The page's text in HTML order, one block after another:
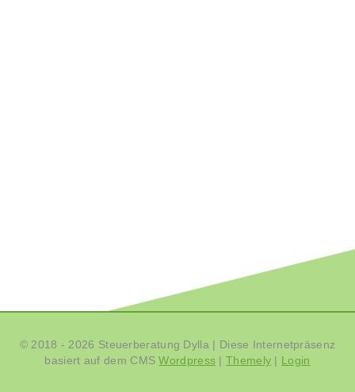
© 2018 - 2026 Steuerberatung Dylla | Diese Internetpräsenz
basiert auf dem CMSWordpress |Themely | Login